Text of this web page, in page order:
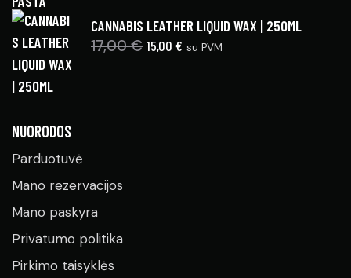
CANNABIS LEATHER LIQUID WAX | 250ML
17,00€ 15,00 € su PVM
NUORODOS
Parduotuvė
Mano rezervacijos
Mano paskyra
Privatumo politika
Pirkimo taisyklės